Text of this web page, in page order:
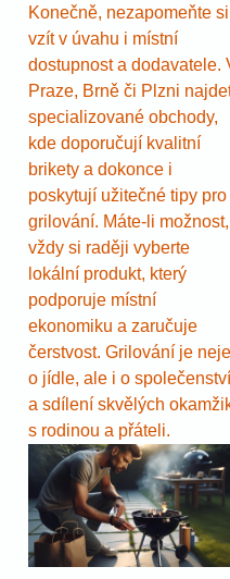
Konečně, nezapomeňte si
vzít v úvahu i místní
dostupnost a dodavatele.
Praze, Brně či Plzni
specializované obchody,
kde doporučují kvalitní
brikety a dokonce i
poskytují užitečné tipy pro
grilování. Máte-li možnost,
vždy si raději vyberte
lokální produkt, který
podporuje místní
ekonomiku a zaručuje
čerstvost. Grilování je
o jídle, ale i o společenství
a sdílení skvělých
s rodinou a přáteli.